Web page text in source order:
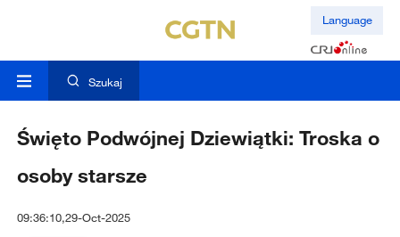
Language
Szukaj
Święto Podwójnej Dziewiątki: Troska o
osoby starsze
09:36:10,29-Oct-2025